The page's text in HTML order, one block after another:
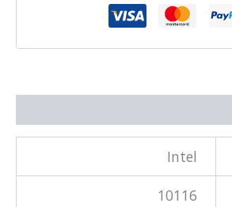
Intel
10116